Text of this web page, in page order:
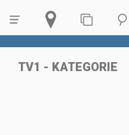
TV1 - KATEGORIE